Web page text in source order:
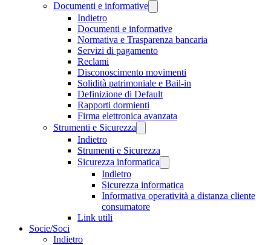
Documenti e informative
Indietro
Documenti e informative
Normativa e Trasparenza bancaria
Servizi di pagamento
Reclami
Disconoscimento movimenti
Solidità patrimoniale e Bail-in
Definizione di Default
Rapporti dormienti
Firma elettronica avanzata
Strumenti e Sicurezza
Indietro
Strumenti e Sicurezza
Sicurezza informatica
Indietro
Sicurezza informatica
Informativa operatività a distanza cliente
consumatore
Link utili
Socie/Soci
Indietro